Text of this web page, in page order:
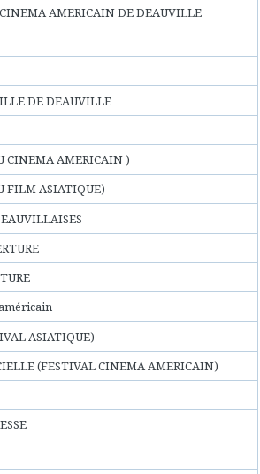
AMERICAIN DE DEAUVILLE
DE DEAUVILLE
CINEMA AMERICAIN )
FILM ASIATIQUE)
ASIATIQUE)
(FESTIVAL CINEMA AMERICAIN)